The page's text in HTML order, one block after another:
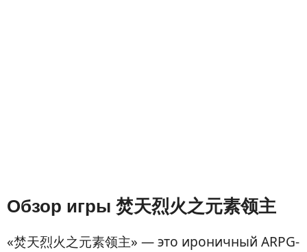
Обзор игры 焚天烈火之元素领主
«焚天烈火之元素领主» — это ироничный ARPG-